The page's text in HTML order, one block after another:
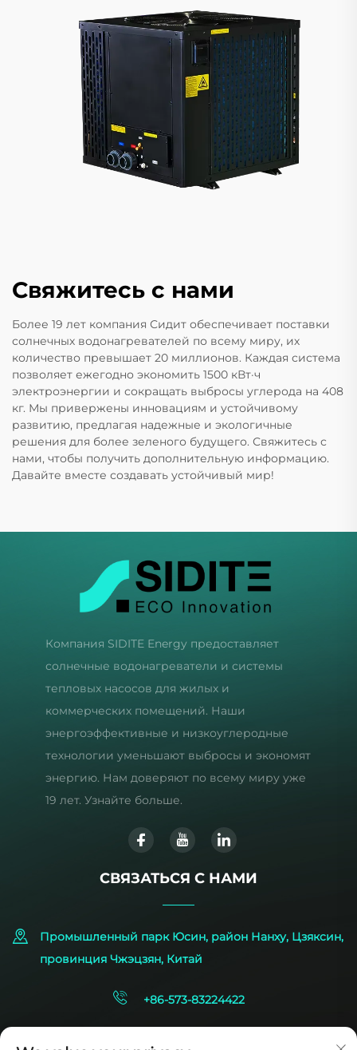
Свяжитесь с нами
Более 19 лет компания Сидит обеспечивает поставки
солнечных водонагревателей по всему миру, их
количество превышает 20 миллионов. Каждая система
позволяет ежегодно экономить 1500 кВт·ч
электроэнергии и сокращать выбросы углерода на 408
кг. Мы привержены инновациям и устойчивому
развитию, предлагая надежные и экологичные
решения для более зеленого будущего. Свяжитесь с
нами, чтобы получить дополнительную информацию.
Давайте вместе создавать устойчивый мир!
Компания SIDITE Energy предоставляет
солнечные водонагреватели и системы
тепловых насосов для жилых и
коммерческих помещений. Наши
энергоэффективные и низкоуглеродные
технологии уменьшают выбросы и экономят
энергию. Нам доверяют по всему миру уже
19 лет. Узнайте больше.
СВЯЗАТЬСЯ С НАМИ
Промышленный парк Юсин, район Нанху, Цзяксин,
провинция Чжэцзян, Китай
+86-573-83224422